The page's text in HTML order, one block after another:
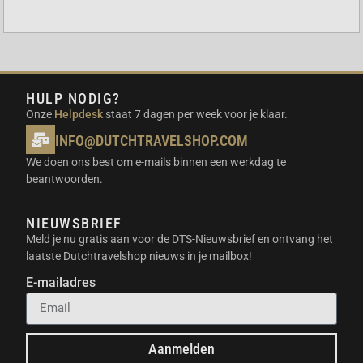
IN DE VERPAKKING
BLUETTI Premium 200 V2 Power Station
AC-snellaadkabel
Handleiding
TECHNISCHE SPECIFICATIES
Capaciteit: 2073,6 Wh
Continu vermogen: 2700 W
Gewicht: 24200 gram
HULP NODIG?
Onze Helpdesk staat 7 dagen per week voor je klaar.
INFO@DUTCHTRAVELSHOP.COM
We doen ons best om e-mails binnen een werkdag te
beantwoorden.
NIEUWSBRIEF
Meld je nu gratis aan voor de DTS-Nieuwsbrief en ontvang het
laatste Dutchtravelshop nieuws in je mailbox!
E-mailadres
Aanmelden